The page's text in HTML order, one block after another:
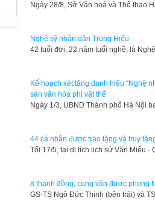
Ngày 28/8, Sở Văn hoá và Thể thao
Nghệ sỹ nhân dân Trung Hiếu
42 tuổi đời, 22 năm tuổi nghề, là
Kế hoạch xét tặng danh hiệu “Nghệ
sản văn hóa phi vật thể
Ngày 1/3, UBND Thành phố Hà Nội
44 cá nhân được trao tặng và truy
Tối 17/5, tại di tích lịch sử Văn Miếu
8 thanh đồng, cung văn được phong
GS-TS Ngô Đức Thịnh (bên trái) và